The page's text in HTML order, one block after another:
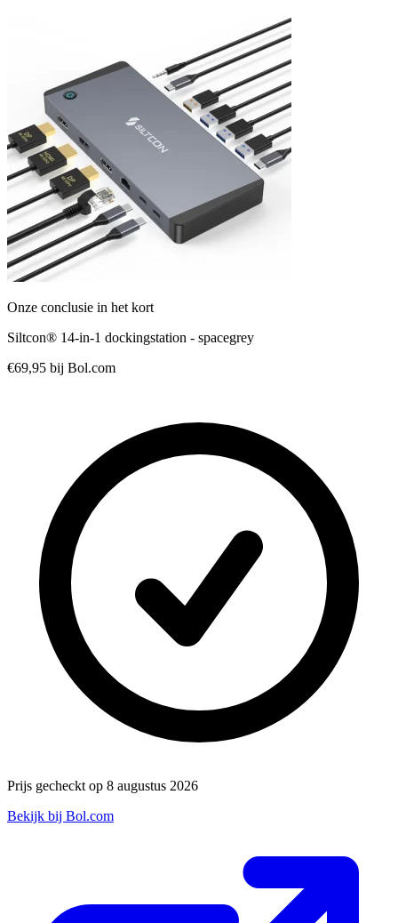
Onze conclusie in het kort
Siltcon® 14-in-1 dockingstation - spacegrey
€69,95 bij Bol.com
Prijs gecheckt op 8 augustus 2026
Bekijk bij Bol.com